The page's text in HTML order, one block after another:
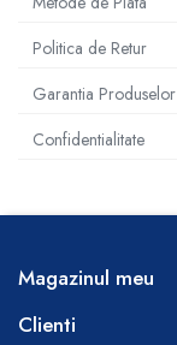
Politica de Retur
Garantia Produselor
Confidentialitate
Magazinul meu
Clienti